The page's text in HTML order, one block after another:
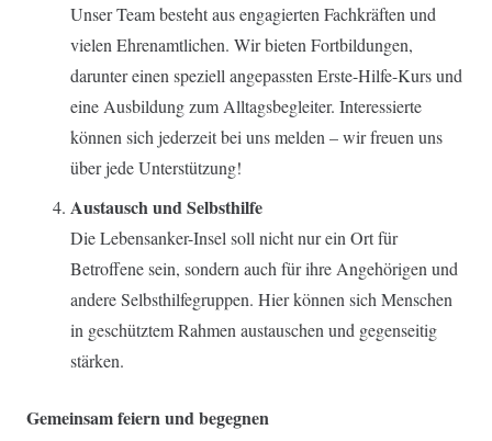
Unser Team besteht aus engagierten Fachkräften und
vielen Ehrenamtlichen. Wir bieten Fortbildungen,
darunter einen speziell angepassten Erste-Hilfe-Kurs und
eine Ausbildung zum Alltagsbegleiter. Interessierte
können sich jederzeit bei uns melden – wir freuen uns
über jede Unterstützung!
Austausch und Selbsthilfe
Die Lebensanker-Insel soll nicht nur ein Ort für
Betroffene sein, sondern auch für ihre Angehörigen und
andere Selbsthilfegruppen. Hier können sich Menschen
in geschütztem Rahmen austauschen und gegenseitig
stärken.
Gemeinsam feiern und begegnen